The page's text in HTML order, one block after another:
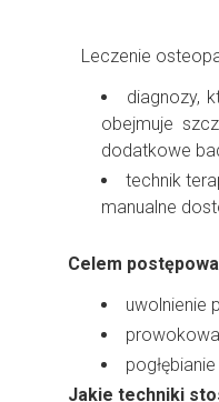
Leczenie
diagnozy,
obejmuje
dodatkowe
technik
manualne
Celem
uwolnienie
Jakie techniki